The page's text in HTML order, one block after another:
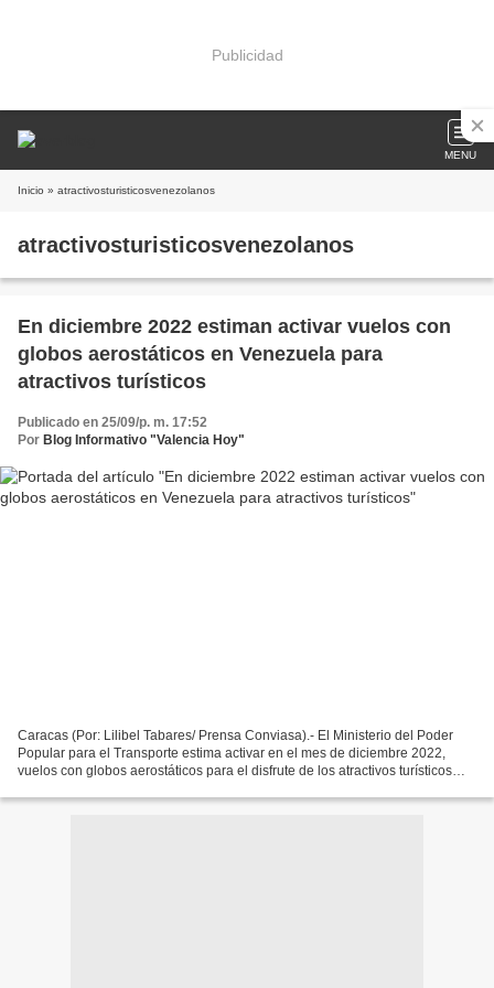
Publicidad
MENU
Inicio » atractivosturisticosvenezolanos
atractivosturisticosvenezolanos
En diciembre 2022 estiman activar vuelos con
globos aerostáticos en Venezuela para
atractivos turísticos
Publicado en 25/09/p. m. 17:52
Por Blog Informativo "Valencia Hoy"
Caracas (Por: Lilibel Tabares/ Prensa Conviasa).- El Ministerio del Poder
Popular para el Transporte estima activar en el mes de diciembre 2022,
vuelos con globos aerostáticos para el disfrute de los atractivos turísticos